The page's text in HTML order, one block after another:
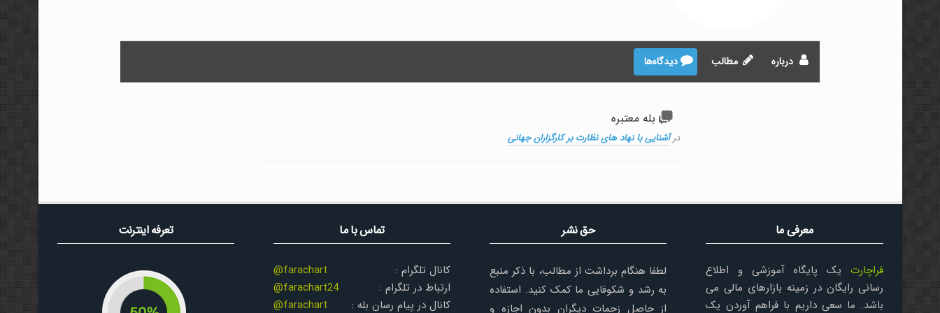
درباره مطالب دیدگاه‌ها
بله معتبره
درآشنایی با نهاد های نظارت بر کارگزاران جهانی
معرفی ما
فراچارت یک پایگاه آموزشی و اطلاع
رسانی رایگان در زمینه بازارهای مالی می
باشد. ما سعی داریم با فراهم آوردن یک
حق نشر
لطفا هنگام برداشت از مطالب، با ذکر منبع
به رشد و شکوفایی ما کمک کنید. استفاده
از حاصل زحمات دیگران بدون اجازه و
تماس با ما
کانال تلگرام :
@farachart
ارتباط در تلگرام :
@farachart24
کانال در پیام رسان بله :
@farachart
تعرفه اینترنت